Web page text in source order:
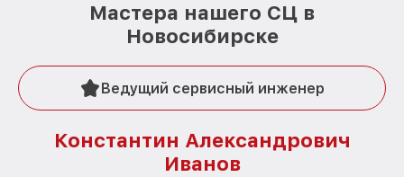
Мастера нашего СЦ в
Новосибирске
Ведущий сервисный инженер
Константин Александрович
Иванов